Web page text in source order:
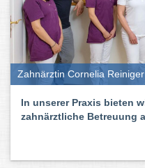
Zahnärztin Cornelia Reiniger
In unserer Praxis bieten
zahnärztliche Betreuung